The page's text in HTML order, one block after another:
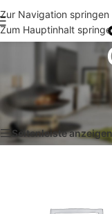
Zur Navigation springen
Zum Hauptinhalt
Start/Shop
Produkte
Einzelnes Ergebnis
Seitenleiste anzeigen